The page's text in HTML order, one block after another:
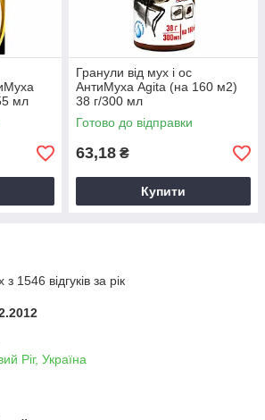
мл
Гранули від мух і ос
АнтиМуха Agita (на 160 м2)
38 г/300 мл
Готово до відправки
63,18 ₴
Купити
1546 відгуків за рік
Ріг, Україна